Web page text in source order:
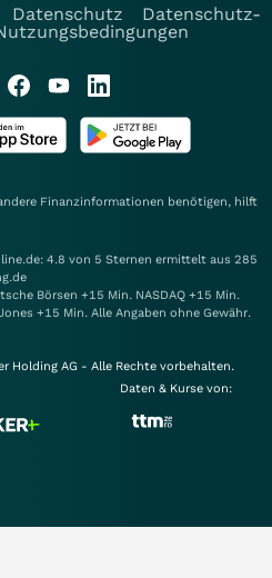
Datenschutz
Datenschutz-
Finanzinformationen benötigen, hilft
4.8 von 5 Sternen ermittelt aus 285
Börsen +15 Min. NASDAQ +15 Min.
+15 Min. Alle Angaben ohne Gewähr.
AG - Alle Rechte vorbehalten.
Daten & Kurse von: